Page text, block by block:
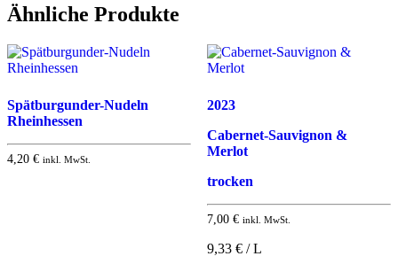
Ähnliche Produkte
Spätburgunder-Nudeln
Rheinhessen
4,20 € inkl. MwSt.
2023
Cabernet-Sauvignon &
Merlot
trocken
7,00 € inkl. MwSt.
9,33 € / L